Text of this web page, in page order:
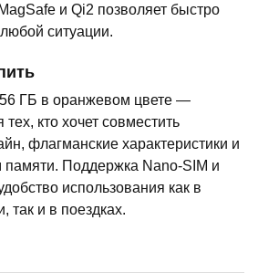
и Qi2 позволяет быстро
ситуации.
ГБ в оранжевом цвете —
кто хочет совместить
флагманские характеристики и
Поддержка Nano-SIM и
использования как в
так и в поездках.